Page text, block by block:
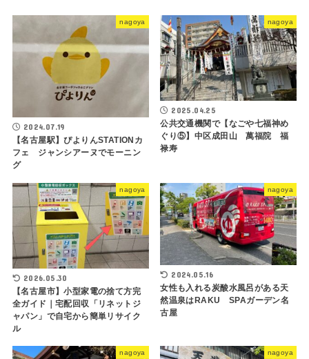
nagoya
2024.07.19
【名古屋駅】ぴよりんSTATIONカ
フェ ジャンシアーヌでモーニン
グ
nagoya
2025.04.25
公共交通機関で【なごや七福神め
ぐり⑤】中区成田山 萬福院 福
禄寿
nagoya
2026.05.30
【名古屋市】小型家電の捨て方完
全ガイド｜宅配回収「リネットジ
ャパン」で自宅から簡単リサイク
ル
nagoya
2024.05.16
女性も入れる炭酸水風呂がある天
然温泉はRAKU SPAガーデン名
古屋
nagoya nagoya